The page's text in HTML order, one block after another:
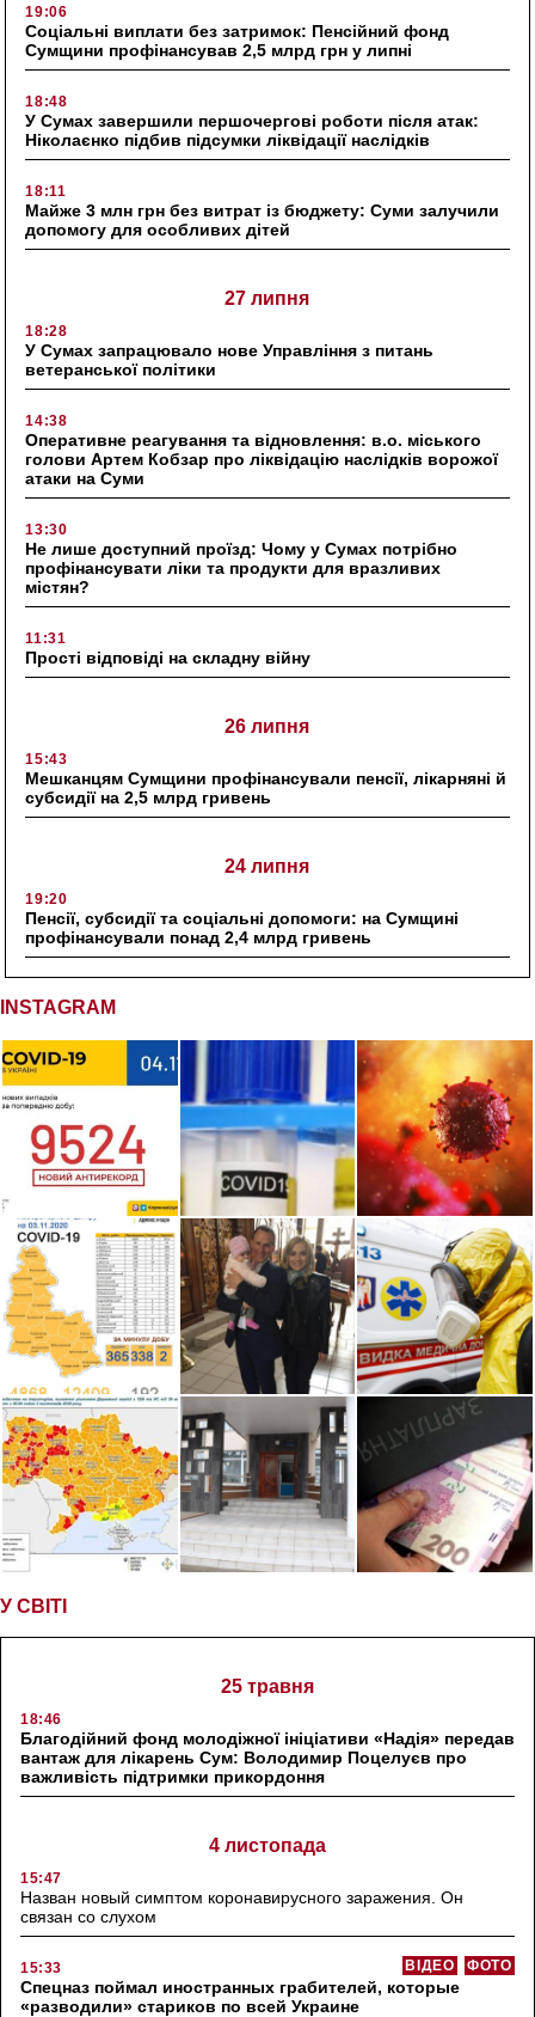
19:06
Соціальні виплати без затримок: Пенсійний фонд
Сумщини профінансував 2,5 млрд грн у липні
18:48
У Сумах завершили першочергові роботи після атак:
Ніколаєнко підбив підсумки ліквідації наслідків
18:11
Майже 3 млн грн без витрат із бюджету: Суми залучили
допомогу для особливих дітей
27 липня
18:28
У Сумах запрацювало нове Управління з питань
ветеранської політики
14:38
Оперативне реагування та відновлення: в.о. міського
голови Артем Кобзар про ліквідацію наслідків ворожої
атаки на Суми
13:30
Не лише доступний проїзд: Чому у Сумах потрібно
профінансувати ліки та продукти для вразливих
містян?
11:31
Прості відповіді на складну війну
26 липня
15:43
Мешканцям Сумщини профінансували пенсії, лікарняні й
субсидії на 2,5 млрд гривень
24 липня
19:20
Пенсії, субсидії та соціальні допомоги: на Сумщині
профінансували понад 2,4 млрд гривень
INSTAGRAM
У СВІТІ
25 травня
18:46
Благодійний фонд молодіжної ініціативи «Надія» передав
вантаж для лікарень Сум: Володимир Поцелуєв про
важливість підтримки прикордоння
4 листопада
15:47
Назван новый симптом коронавирусного заражения. Он
связан со слухом
15:33 ФОТО
ВІДЕО
Спецназ поймал иностранных грабителей, которые
«разводили» стариков по всей Украине